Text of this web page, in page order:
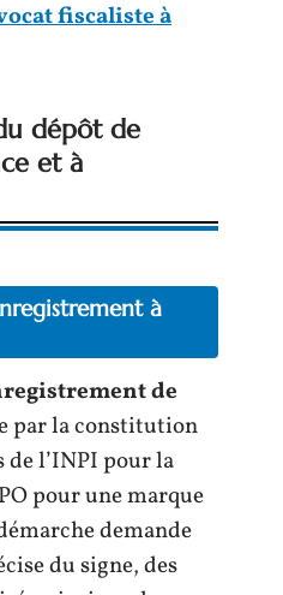
fiscaliste à
dépôt de
et à
à
de
par la constitution
de l’INPI pour la
pour une marque
demande
du signe, des